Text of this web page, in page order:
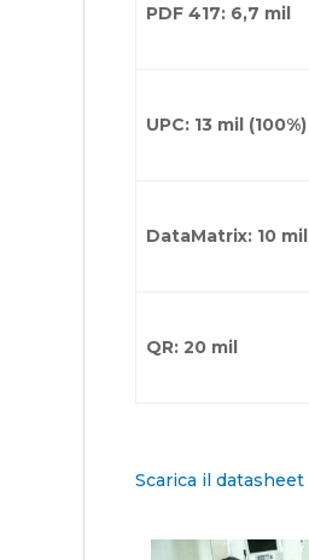
PDF 417: 6,7 mil
UPC: 13 mil (100%)
DataMatrix: 10 mil
QR: 20 mil
Scarica il datasheet